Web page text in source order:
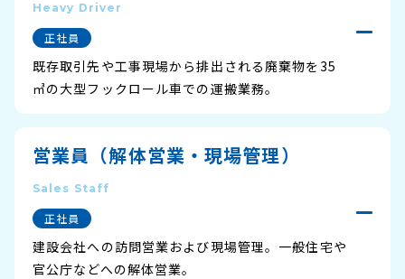
Heavy Driver
正社員
既存取引先や工事現場から排出される廃棄物を35
㎥の大型フックロール車での運搬業務。
営業員（解体営業・現場管理）
Sales Staff
正社員
建設会社への訪問営業および現場管理。一般住宅や
官公庁などへの解体営業。